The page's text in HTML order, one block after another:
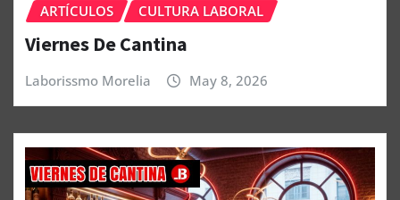
ARTÍCULOS CULTURA LABORAL
Viernes De Cantina
Laborissmo Morelia May 8, 2026